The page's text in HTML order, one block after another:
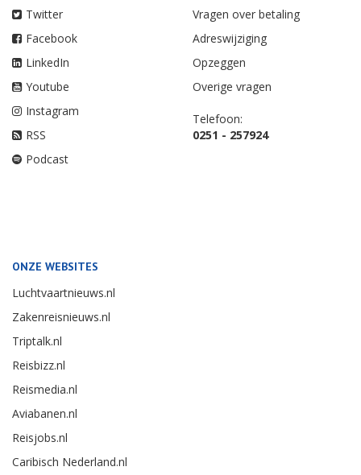
Twitter
Facebook
LinkedIn
Youtube
Instagram
RSS
Podcast
Vragen over betaling
Adreswijziging
Opzeggen
Overige vragen
Telefoon:
0251 - 257924
ONZE WEBSITES
Luchtvaartnieuws.nl
Zakenreisnieuws.nl
Triptalk.nl
Reisbizz.nl
Reismedia.nl
Aviabanen.nl
Reisjobs.nl
Caribisch Nederland.nl